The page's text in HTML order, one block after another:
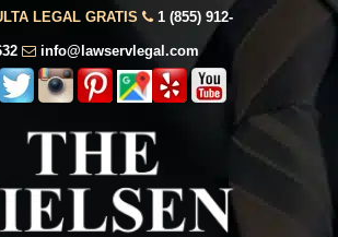
LEGAL GRATIS 1 (855) 912-
info@lawservlegal.com